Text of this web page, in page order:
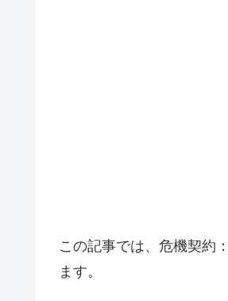
この記事では、危機契約
ます。